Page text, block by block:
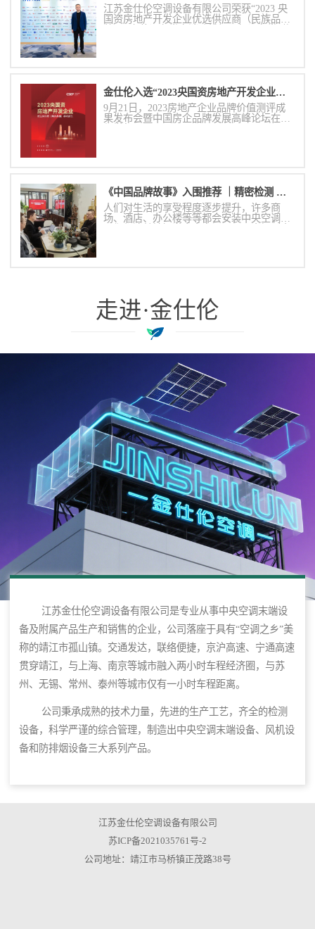
江苏金仕伦空调设备有限公司荣获“2023 央
国资房地产开发企业优选供应商（民族品
金仕伦入选“2023央国资房地产开发企业优选供应商（民族品牌）·消防排烟风机设备类”
9月21日，2023房地产企业品牌价值测评成
果发布会暨中国房企品牌发展高峰论坛在成
《中国品牌故事》入围推荐 ｜精密检测 铸就精工品质
人们对生活的享受程度逐步提升，许多商
场、酒店、办公楼等等都会安装中央空调。
走进·金仕伦
江苏金仕伦空调设备有限公司是专业从事中央空调末端设
备及附属产品生产和销售的企业，公司落座于具有“空调之乡”美
称的靖江市孤山镇。交通发达，联络便捷，京沪高速、宁通高速
贯穿靖江，与上海、南京等城市融入两小时车程经济圈，与苏
州、无锡、常州、泰州等城市仅有一小时车程距离。
公司秉承成熟的技术力量，先进的生产工艺，齐全的检测
设备，科学严谨的综合管理，制造出中央空调末端设备、风机设
备和防排烟设备三大系列产品。
江苏金仕伦空调设备有限公司
苏ICP备2021035761号-2
公司地址：靖江市马桥镇正茂路38号